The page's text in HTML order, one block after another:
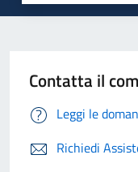
Contatta il
Leggi le
Richiedi